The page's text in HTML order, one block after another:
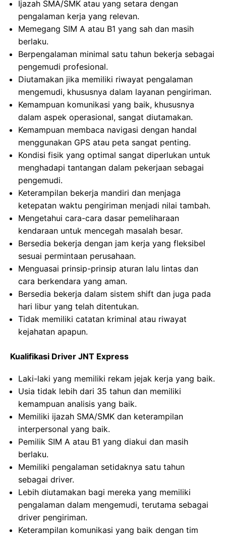
Ijazah SMA/SMK atau yang setara dengan
pengalaman kerja yang relevan.
Memegang SIM A atau B1 yang sah dan masih
berlaku.
Berpengalaman minimal satu tahun bekerja sebagai
pengemudi profesional.
Diutamakan jika memiliki riwayat pengalaman
mengemudi, khususnya dalam layanan pengiriman.
Kemampuan komunikasi yang baik, khususnya
dalam aspek operasional, sangat diutamakan.
Kemampuan membaca navigasi dengan handal
menggunakan GPS atau peta sangat penting.
Kondisi fisik yang optimal sangat diperlukan untuk
menghadapi tantangan dalam pekerjaan sebagai
pengemudi.
Keterampilan bekerja mandiri dan menjaga
ketepatan waktu pengiriman menjadi nilai tambah.
Mengetahui cara-cara dasar pemeliharaan
kendaraan untuk mencegah masalah besar.
Bersedia bekerja dengan jam kerja yang fleksibel
sesuai permintaan perusahaan.
Menguasai prinsip-prinsip aturan lalu lintas dan
cara berkendara yang aman.
Bersedia bekerja dalam sistem shift dan juga pada
hari libur yang telah ditentukan.
Tidak memiliki catatan kriminal atau riwayat
kejahatan apapun.
Kualifikasi Driver JNT Express
Laki-laki yang memiliki rekam jejak kerja yang baik.
Usia tidak lebih dari 35 tahun dan memiliki
kemampuan analisis yang baik.
Memiliki ijazah SMA/SMK dan keterampilan
interpersonal yang baik.
Pemilik SIM A atau B1 yang diakui dan masih
berlaku.
Memiliki pengalaman setidaknya satu tahun
sebagai driver.
Lebih diutamakan bagi mereka yang memiliki
pengalaman dalam mengemudi, terutama sebagai
driver pengiriman.
Keterampilan komunikasi yang baik dengan tim